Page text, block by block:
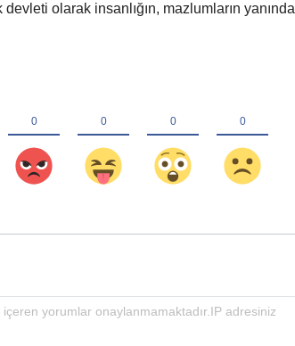
olarak insanlığın, mazlumların yanında